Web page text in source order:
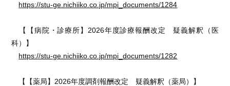
https://stu-ge.nichiiko.co.jp/mpi_documents/1284
【【病院・診療所】2026年度診療報酬改定 疑義解釈（医
科）】
https://stu-ge.nichiiko.co.jp/mpi_documents/1282
【【薬局】2026年度調剤報酬改定 疑義解釈（薬局）】